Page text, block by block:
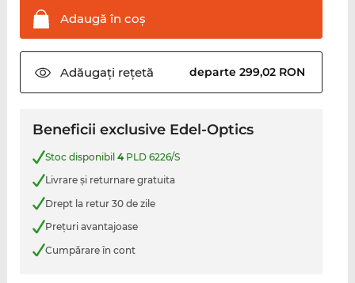
Adaugă în coş
Adăugați rețetă departe 299,02 RON
Beneficii exclusive Edel-Optics
Stoc disponibil 4PLD 6226/S
Livrare şi returnare gratuita
Drept la retur 30 de zile
Preţuri avantajoase
Cumpărare în cont